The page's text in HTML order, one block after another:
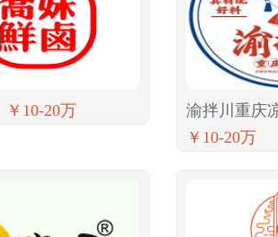
￥10-20万
渝拌川重庆
￥10-20万